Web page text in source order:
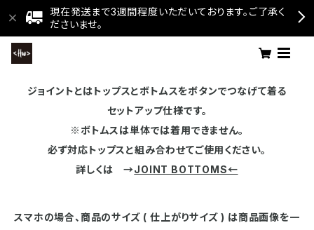
現在発送まで3週間程度いただいております。ご了承く
ださいませ。
ジョイントとはトップスとボトムスをボタンでつなげて着る
セットアップ仕様です。
※ボトムスは単体では着用できません。
必ず対応トップスと組み合わせてご使用ください。
詳しくは →JOINT BOTTOMS←
スマホの場合、商品のサイズ ( 仕上がりサイズ ) は商品画像を一